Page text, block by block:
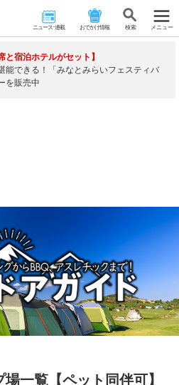
ニュース･連載 おでかけ情報 検 索 メニュー
と宿泊ホテルがセット】
能できる！「みなとみらいフェスティバ
を販売中
一覧【ペット同伴可】